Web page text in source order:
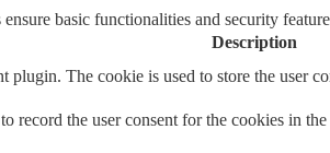
basic functionalities and security
Description
plugin. The cookie is used to store the user
record the user consent for the cookies in